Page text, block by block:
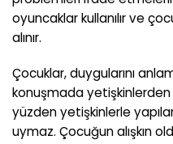
oyuncaklar kullanılır ve
alınır.
Çocuklar, duygularını
konuşmada yetişkinlerden
yüzden yetişkinlerle
uymaz. Çocuğun alışkın